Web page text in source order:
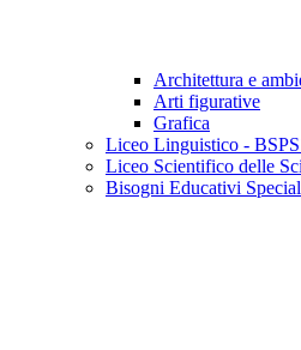
Architettura e
Arti figurative
Grafica
Liceo Linguistico -
Liceo Scientifico delle
Bisogni Educativi